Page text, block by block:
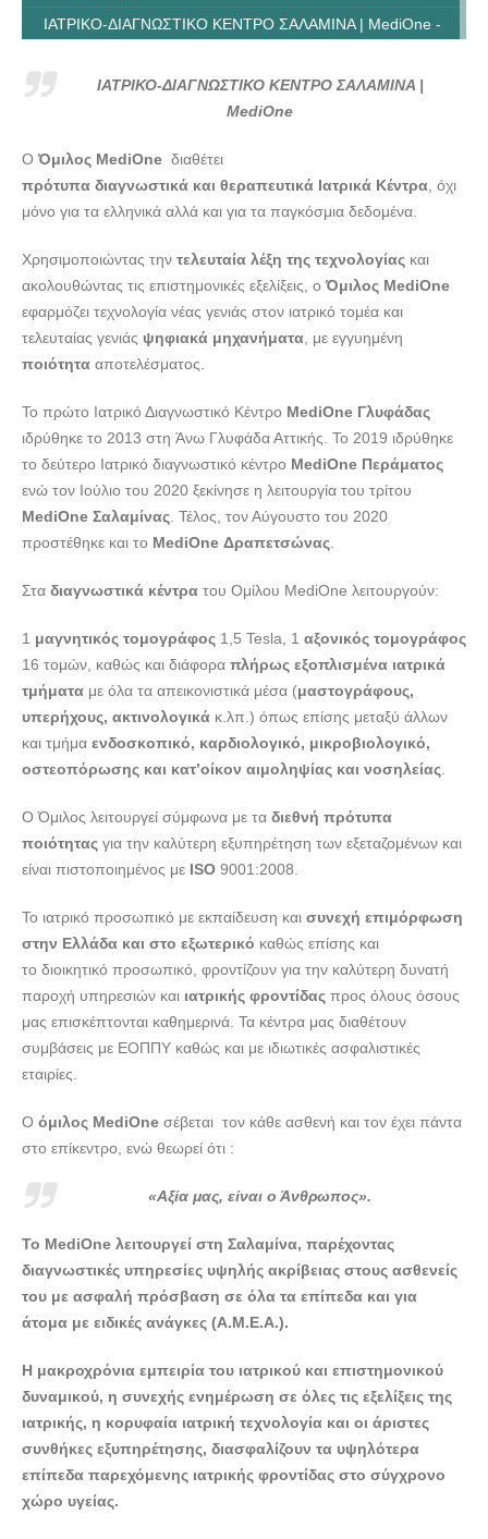
ΙΑΤΡΙΚΟ-ΔΙΑΓΝΩΣΤΙΚΟ ΚΕΝΤΡΟ ΣΑΛΑΜΙΝΑ | MediOne -
ΙΑΤΡΙΚΟ-ΔΙΑΓΝΩΣΤΙΚΟ ΚΕΝΤΡΟ ΣΑΛΑΜΙΝΑ | MediOne -
ΙΑΤΡΙΚΟ-ΔΙΑΓΝΩΣΤΙΚΟ ΚΕΝΤΡΟ ΣΑΛΑΜΙΝΑ |
MediOne
Ο Όμιλος MediOne διαθέτει
πρότυπα διαγνωστικά και θεραπευτικά Ιατρικά Κέντρα , όχι
μόνο για τα ελληνικά αλλά και για τα παγκόσμια δεδομένα.
Χρησιμοποιώντας την τελευταία λέξη της τεχνολογίας και
ακολουθώντας τις επιστημονικές εξελίξεις, ο Όμιλος MediOne
εφαρμόζει τεχνολογία νέας γενιάς στον ιατρικό τομέα και
τελευταίας γενιάς ψηφιακά μηχανήματα , με εγγυημένη
ποιότητα αποτελέσματος.
Το πρώτο Ιατρικό Διαγνωστικό Κέντρο ΜediOne Γλυφάδας
ιδρύθηκε το 2013 στη Άνω Γλυφάδα Αττικής. Το 2019 ιδρύθηκε
το δεύτερο Ιατρικό διαγνωστικό κέντρο ΜediOne Περάματος
ενώ τον Ιούλιο του 2020 ξεκίνησε η λειτουργία του τρίτου
ΜediOne Σαλαμίνας . Τέλος, τον Αύγουστο του 2020
προστέθηκε και το MediOne Δραπετσώνας
Στα διαγνωστικά κέντρα του Ομίλου MediOne λειτουργούν:
1 μαγνητικός τομογράφος 1,5 Tesla, 1 αξονικός τομογράφος
16 τομών, καθώς και διάφορα πλήρως εξοπλισμένα ιατρικά
τμήματα με όλα τα απεικονιστικά μέσα (μαστογράφους,
υπερήχους, ακτινολογικά κ.λπ.) όπως επίσης μεταξύ άλλων
και τμήμα ενδοσκοπικό, καρδιολογικό, μικροβιολογικό,
οστεοπόρωσης και κατ’οίκον αιμοληψίας και νοσηλείας
O Όμιλος λειτουργεί σύμφωνα με τα διεθνή πρότυπα
ποιότητας για την καλύτερη εξυπηρέτηση των εξεταζομένων και
είναι πιστοποιημένος με ISO 9001:2008.
Το ιατρικό προσωπικό με εκπαίδευση και συνεχή επιμόρφωση
στην Ελλάδα και στο εξωτερικό καθώς επίσης και
το διοικητικό προσωπικό, φροντίζουν για την καλύτερη δυνατή
παροχή υπηρεσιών και ιατρικής φροντίδας προς όλους όσους
μας επισκέπτονται καθημερινά. Τα κέντρα μας διαθέτουν
συμβάσεις με ΕΟΠΠΥ καθώς και με ιδιωτικές ασφαλιστικές
εταιρίες.
Ο όμιλος MediOne σέβεται τον κάθε ασθενή και τον έχει πάντα
στο επίκεντρο, ενώ θεωρεί ότι :
«Αξία μας, είναι ο Άνθρωπος».
Το MediOne λειτουργεί στη Σαλαμίνα, παρέχοντας
διαγνωστικές υπηρεσίες υψηλής ακρίβειας στους ασθενείς
του με ασφαλή πρόσβαση σε όλα τα επίπεδα και για
άτομα με ειδικές ανάγκες (Α.Μ.Ε.Α.).
Η μακροχρόνια εμπειρία του ιατρικού και επιστημονικού
δυναμικού, η συνεχής ενημέρωση σε όλες τις εξελίξεις της
ιατρικής, η κορυφαία ιατρική τεχνολογία και οι άριστες
συνθήκες εξυπηρέτησης, διασφαλίζουν τα υψηλότερα
επίπεδα παρεχόμενης ιατρικής φροντίδας στο σύγχρονο
χώρο υγείας.